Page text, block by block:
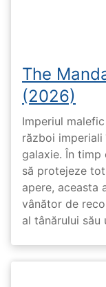
The
(2026)
Imperiul
război
galaxie. În timp
să protejeze
apere, aceasta
vânător de
al tânărului său